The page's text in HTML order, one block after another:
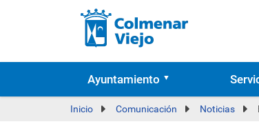
Ayuntamiento
Inicio Comunicación Noticias